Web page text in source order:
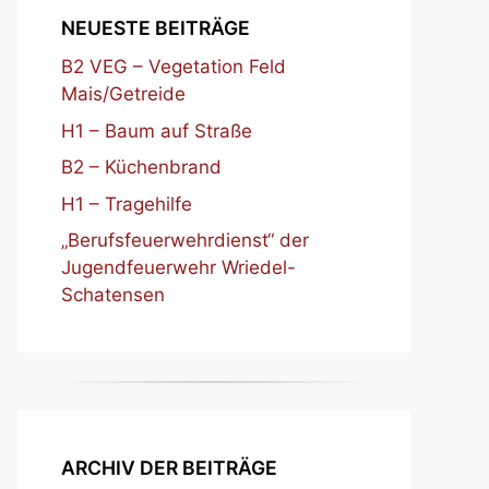
NEUESTE BEITRÄGE
B2 VEG – Vegetation Feld
Mais/Getreide
H1 – Baum auf Straße
B2 – Küchenbrand
H1 – Tragehilfe
„Berufsfeuerwehrdienst“ der
Jugendfeuerwehr Wriedel-
Schatensen
ARCHIV DER BEITRÄGE